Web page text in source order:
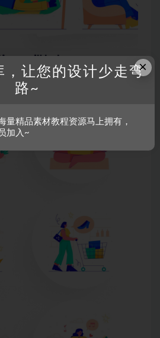
×
，让您的设计少走弯
路~
量精品素材教程资源马上拥有，
加入~